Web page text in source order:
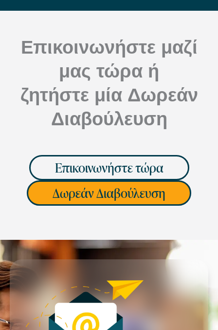
Επικοινωνήστε μαζί
μας τώρα ή
ζητήστε μία Δωρεάν
Διαβούλευση
Επικοινωνήστε τώρα
Δωρεάν Διαβούλευση